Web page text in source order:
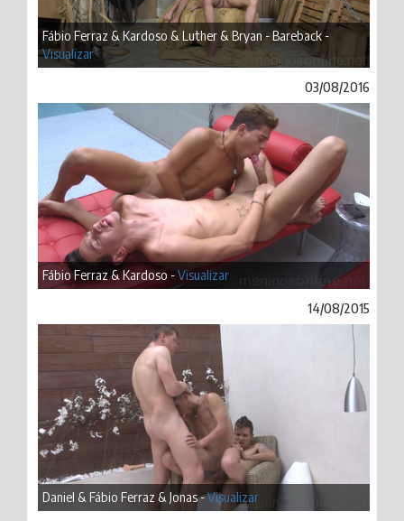
Fábio Ferraz & Kardoso & Luther & Bryan - Bareback -
Visualizar
03/08/2016
Fábio Ferraz & Kardoso -Visualizar
14/08/2015
Daniel & Fábio Ferraz & Jonas -Visualizar